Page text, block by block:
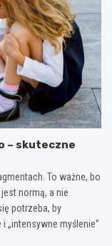
– skuteczne
To ważne, bo
normą, a nie
potrzeba, by
„intensywne myślenie”